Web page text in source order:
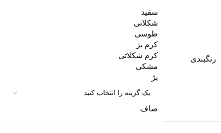
رنگبندی
سفید
شکلاتی
طوسی
کرم بژ
کرم شکلاتی
مشکی
بژ
صاف